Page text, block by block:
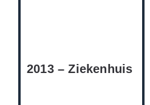
2013 – Ziekenhuis